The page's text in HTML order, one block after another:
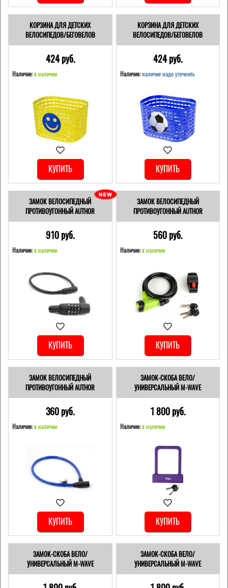
КОРЗИНА ДЛЯ ДЕТСКИХ
ВЕЛОСИПЕДОВ/БЕГОВЕЛОВ
424 pуб.
Наличие:в наличии
КУПИТЬ
КОРЗИНА ДЛЯ ДЕТСКИХ
ВЕЛОСИПЕДОВ/БЕГОВЕЛОВ
424 pуб.
Наличие: наличие надо уточнить
КУПИТЬ
ЗАМОК ВЕЛОСИПЕДНЫЙ
ПРОТИВОУГОННЫЙ AUTHOR
910 pуб.
Наличие:в наличии
КУПИТЬ
ЗАМОК ВЕЛОСИПЕДНЫЙ
ПРОТИВОУГОННЫЙ AUTHOR
560 pуб.
Наличие: в наличии
КУПИТЬ
ЗАМОК ВЕЛОСИПЕДНЫЙ
ПРОТИВОУГОННЫЙ AUTHOR
360 pуб.
Наличие:в наличии
КУПИТЬ
ЗАМОК-СКОБА ВЕЛО/
УНИВЕРСАЛЬНЫЙ M-WAVE
1 800 pуб.
Наличие: в наличии
КУПИТЬ
ЗАМОК-СКОБА ВЕЛО/
УНИВЕРСАЛЬНЫЙ M-WAVE
ЗАМОК-СКОБА ВЕЛО/
УНИВЕРСАЛЬНЫЙ M-WAVE